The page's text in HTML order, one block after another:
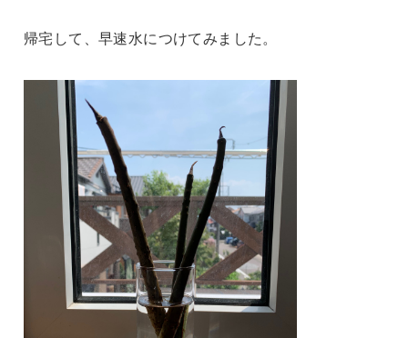
帰宅して、早速水につけてみました。